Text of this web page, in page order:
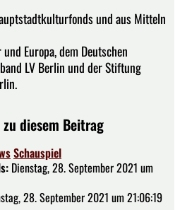
und aus Mitteln
Europa, dem Deutschen
LV Berlin und der Stiftung
diesem Beitrag
Schauspiel
Dienstag, 28. September 2021 um
28. September 2021 um 21:06:19